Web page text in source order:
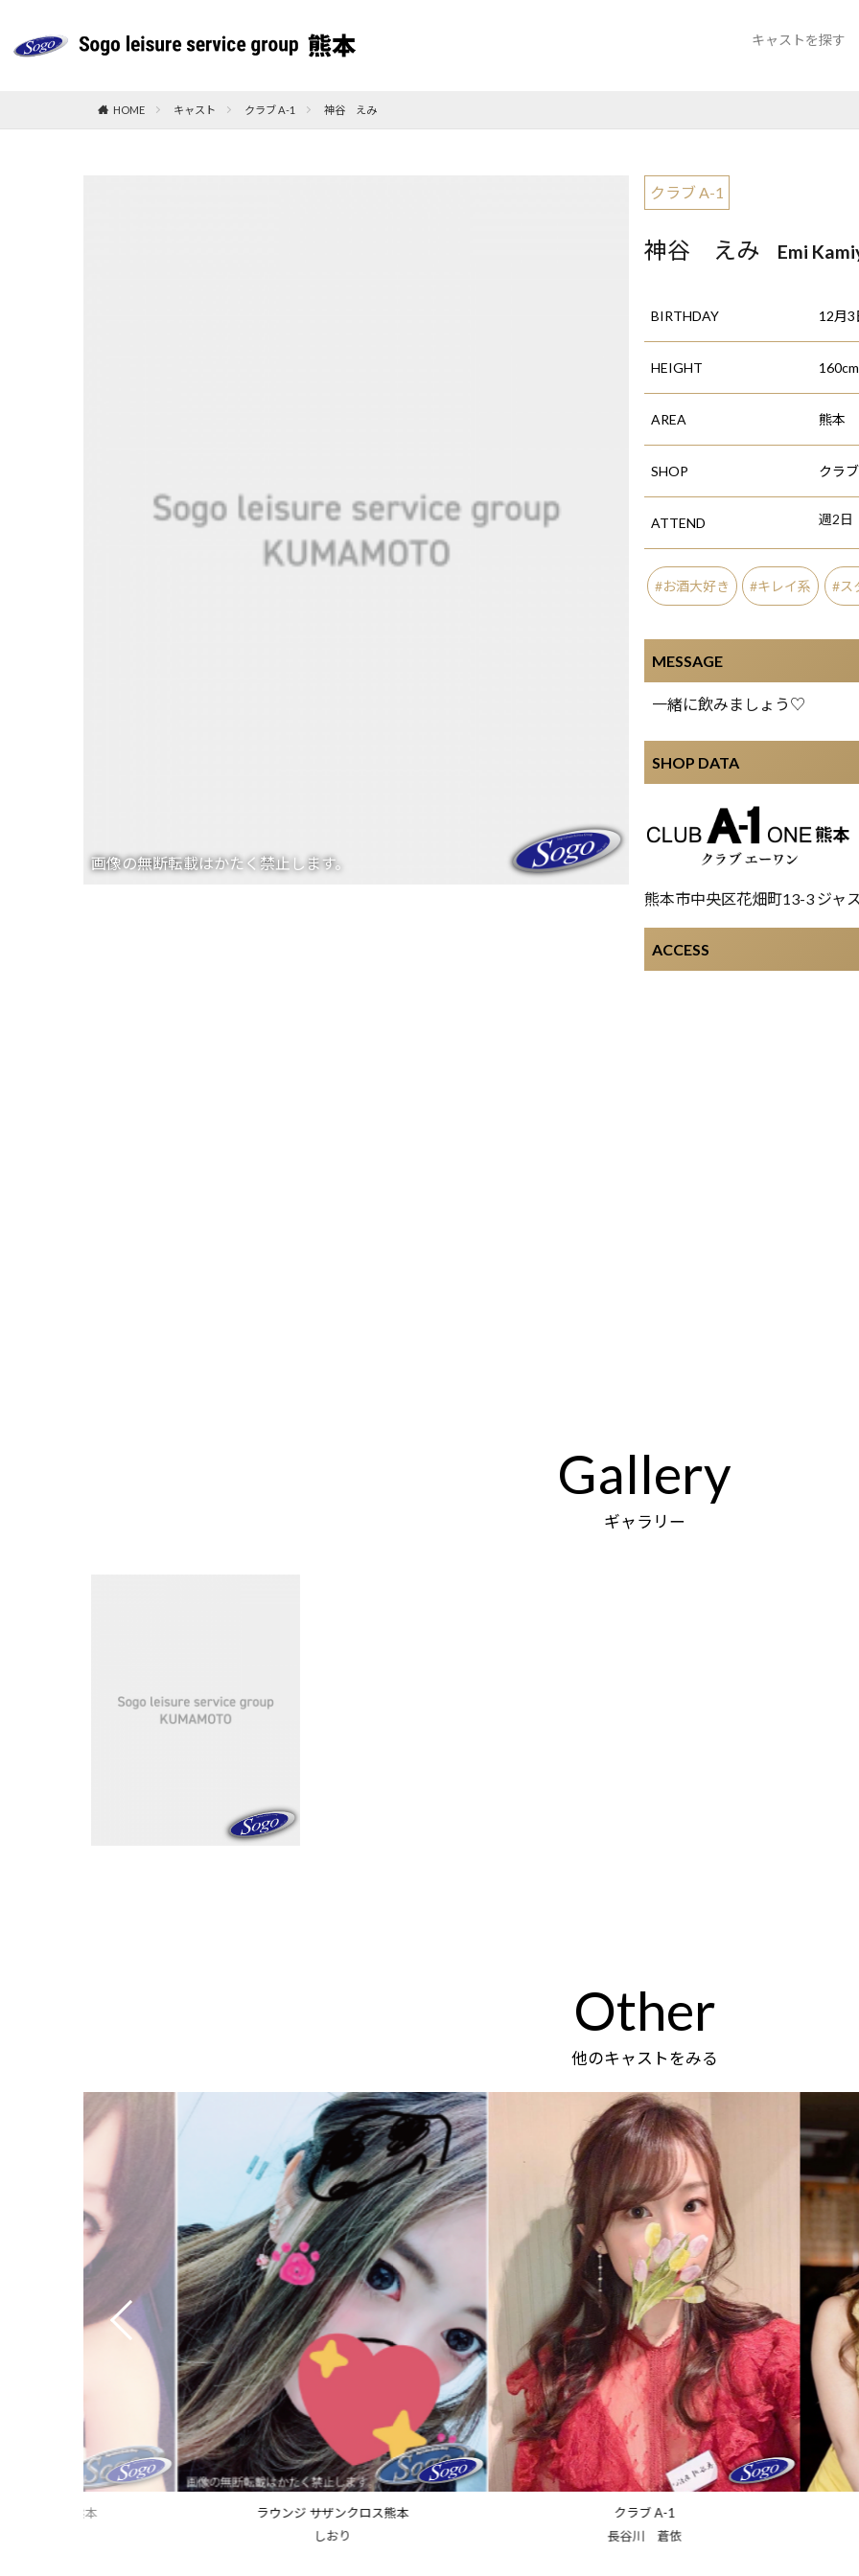
キャストを探す
HOME キャスト クラブ A-1 神谷 えみ
クラブ A-1
神谷 えみ Emi
BIRTHDAY 12月3
HEIGHT
AREA 熊本
SHOP クラ
ATTEND 週2日
お酒大好き キレイ系 ス
MESSAGE
一緒に飲みましょう♡
SHOP DATA
熊本市中央区花畑町13-3 ジャ
ACCESS
Gallery
Other
ザンクロス熊本
クラブ A-1
長谷川 蒼依
クラブ A-1
倉敷 かな